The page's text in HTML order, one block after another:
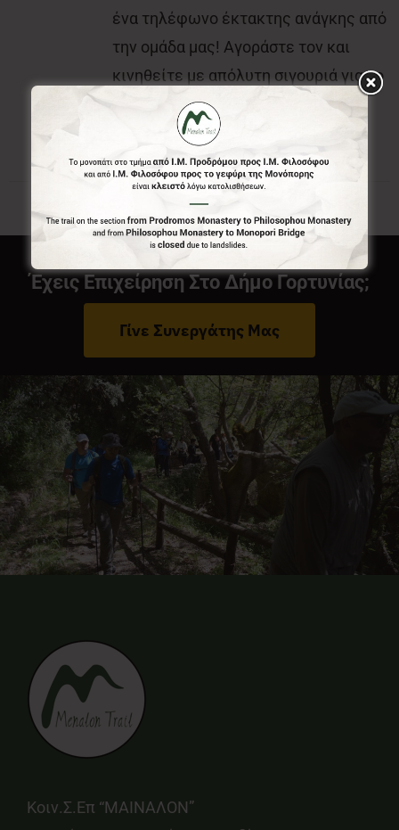
ένα τηλέφωνο έκτακτης ανάγκης από
την ομάδα μας! Αγοράστε τον και
κινηθείτε με απόλυτη σιγουριά για το
που είστε και που θέλετε να πάτε.
Έχεις Επιχείρηση Στο Δήμο Γορτυνίας;
Γίνε Συνεργάτης Μας
Κοιν.Σ.Επ “ΜΑΙΝΑΛΟΝ”